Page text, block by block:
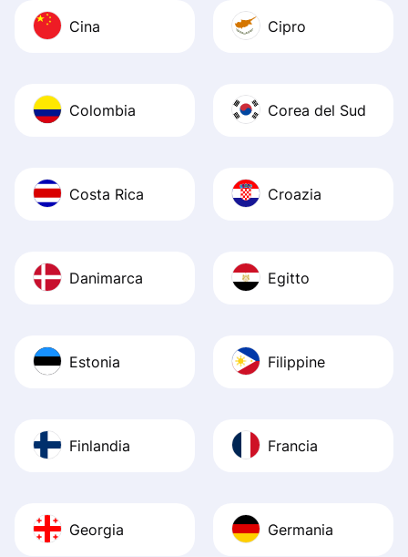
Cina Cipro
Colombia Corea del Sud
Costa Rica Croazia
Danimarca Egitto
Estonia Filippine
Finlandia Francia
Georgia Germania